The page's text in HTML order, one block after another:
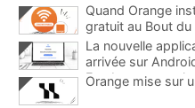
Quand Orange
gratuit au Bout du
La nouvelle
arrivée sur
Freebox, testez la
Orange mise sur